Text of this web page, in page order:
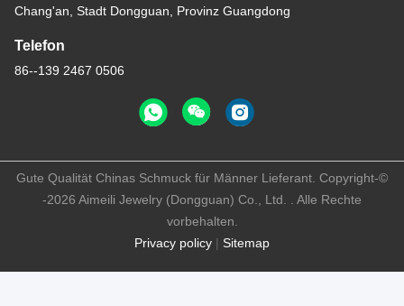
Chang'an, Stadt Dongguan, Provinz Guangdong
Telefon
86--139 2467 0506
Privacy policy | Sitemap
Gute Qualität Chinas Schmuck für Männer Lieferant. Copyright-©
-2026 Aimeili Jewelry (Dongguan) Co., Ltd. . Alle Rechte
vorbehalten.